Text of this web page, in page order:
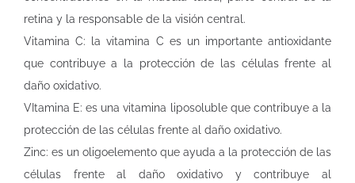
retina y la responsable de la visión central.
Vitamina C: la vitamina C es un importante antioxidante
que contribuye a la protección de las células frente al
daño oxidativo.
VItamina E: es una vitamina liposoluble que contribuye a la
protección de las células frente al daño oxidativo.
Zinc: es un oligoelemento que ayuda a la protección de las
células frente al daño oxidativo y contribuye al